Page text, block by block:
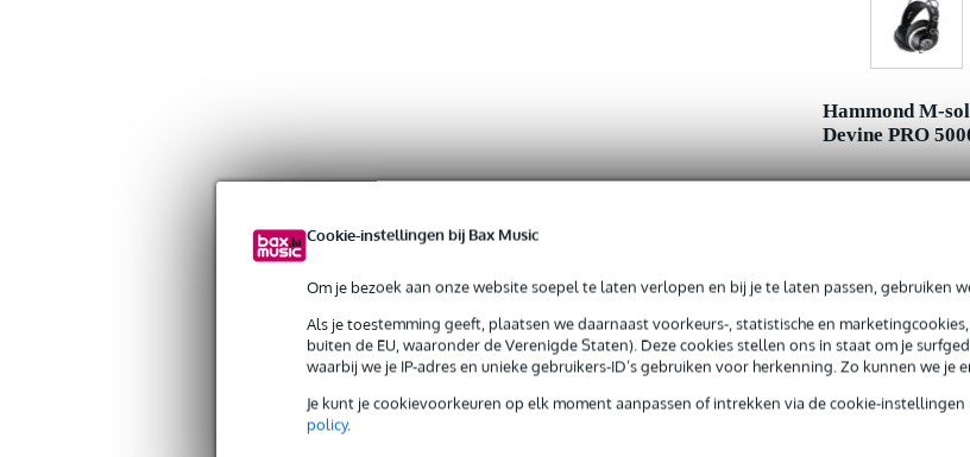
Cookie-instellingen bij Bax Music
Om je bezoek aan onze website soepel te laten verlopen en bij je te laten passen, gebruiken
Als je toestemming geeft, plaatsen we daarnaast voorkeurs-, statistische en
buiten de EU, waaronder de Verenigde Staten). Deze cookies stellen ons in staat om je
waarbij we je IP-adres en unieke gebruikers-ID’s gebruiken voor herkenning. Zo kunnen we
Je kunt je cookievoorkeuren op elk moment aanpassen of intrekken via de cookie-
policy.
Hammond M-
Devine PRO
In mijn